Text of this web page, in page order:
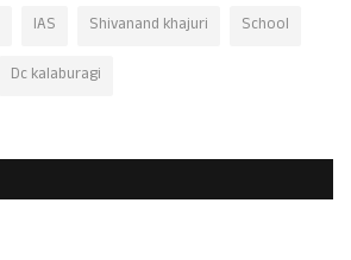
IAS Shivanand khajuri
School
Dc kalaburagi